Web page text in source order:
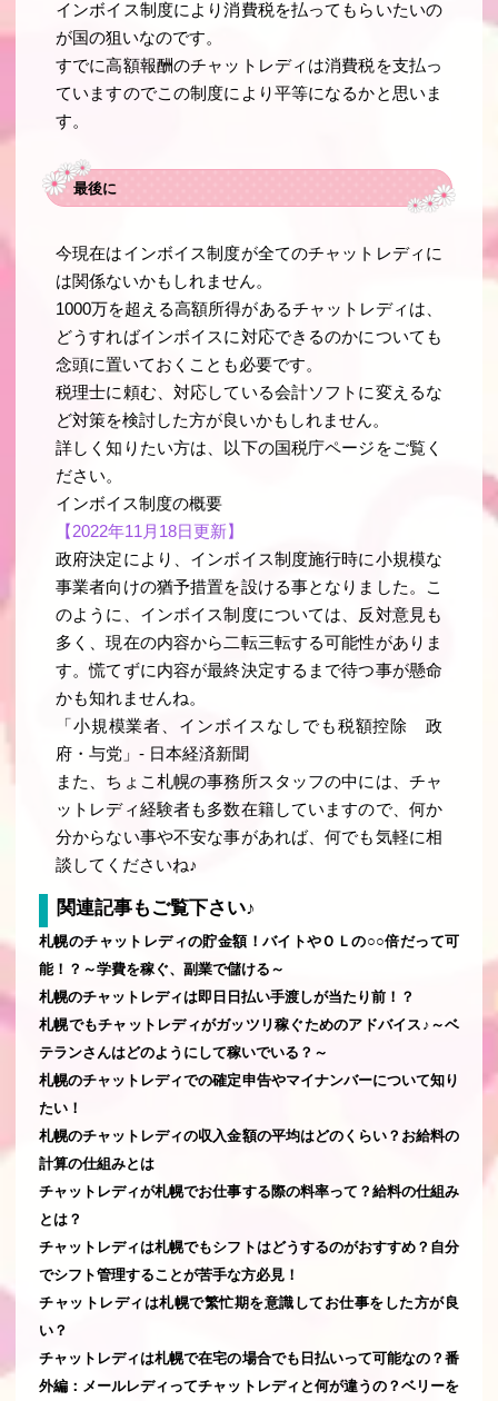
インボイス制度により消費税を払ってもらいたいの
が国の狙いなのです。
すでに高額報酬のチャットレディは消費税を支払っ
ていますのでこの制度により平等になるかと思いま
す。
最後に
今現在はインボイス制度が全てのチャットレディに
は関係ないかもしれません。
1000万を超える高額所得があるチャットレディは、
どうすればインボイスに対応できるのかについても
念頭に置いておくことも必要です。
税理士に頼む、対応している会計ソフトに変えるな
ど対策を検討した方が良いかもしれません。
詳しく知りたい方は、以下の国税庁ページをご覧く
ださい。
インボイス制度の概要
【2022年11月18日更新】
政府決定により、インボイス制度施行時に小規模な
事業者向けの猶予措置を設ける事となりました。こ
のように、インボイス制度については、反対意見も
多く、現在の内容から二転三転する可能性がありま
す。慌てずに内容が最終決定するまで待つ事が懸命
かも知れませんね。
「小規模業者、インボイスなしでも税額控除 政
府・与党」- 日本経済新聞
また、ちょこ札幌の事務所スタッフの中には、チャ
ットレディ経験者も多数在籍していますので、何か
分からない事や不安な事があれば、何でも気軽に相
談してくださいね♪
関連記事もご覧下さい♪
札幌のチャットレディの貯金額！バイトやＯＬの○○倍だって可
能！？～学費を稼ぐ、副業で儲ける～
札幌のチャットレディは即日日払い手渡しが当たり前！？
札幌でもチャットレディがガッツリ稼ぐためのアドバイス♪～ベ
テランさんはどのようにして稼いでいる？～
札幌のチャットレディでの確定申告やマイナンバーについて知り
たい！
札幌のチャットレディの収入金額の平均はどのくらい？お給料の
計算の仕組みとは
チャットレディが札幌でお仕事する際の料率って？給料の仕組み
とは？
チャットレディは札幌でもシフトはどうするのがおすすめ？自分
でシフト管理することが苦手な方必見！
チャットレディは札幌で繁忙期を意識してお仕事をした方が良
い？
チャットレディは札幌で在宅の場合でも日払いって可能なの？番
外編：メールレディってチャットレディと何が違うの？ベリーを